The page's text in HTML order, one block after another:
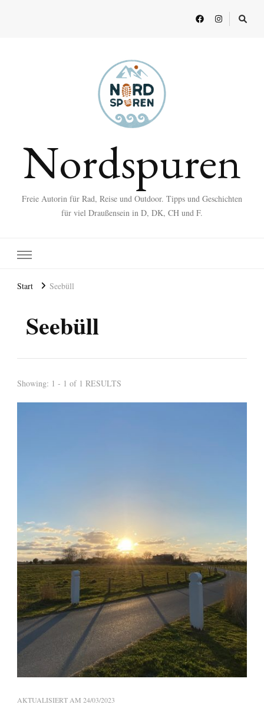
Nordspuren
Freie Autorin für Rad, Reise und Outdoor. Tipps und Geschichten
für viel Draußensein in D, DK, CH und F.
Start Seebüll
Seebüll
Showing: 1 - 1 of 1 RESULTS
AKTUALISIERT AM 24/03/2023